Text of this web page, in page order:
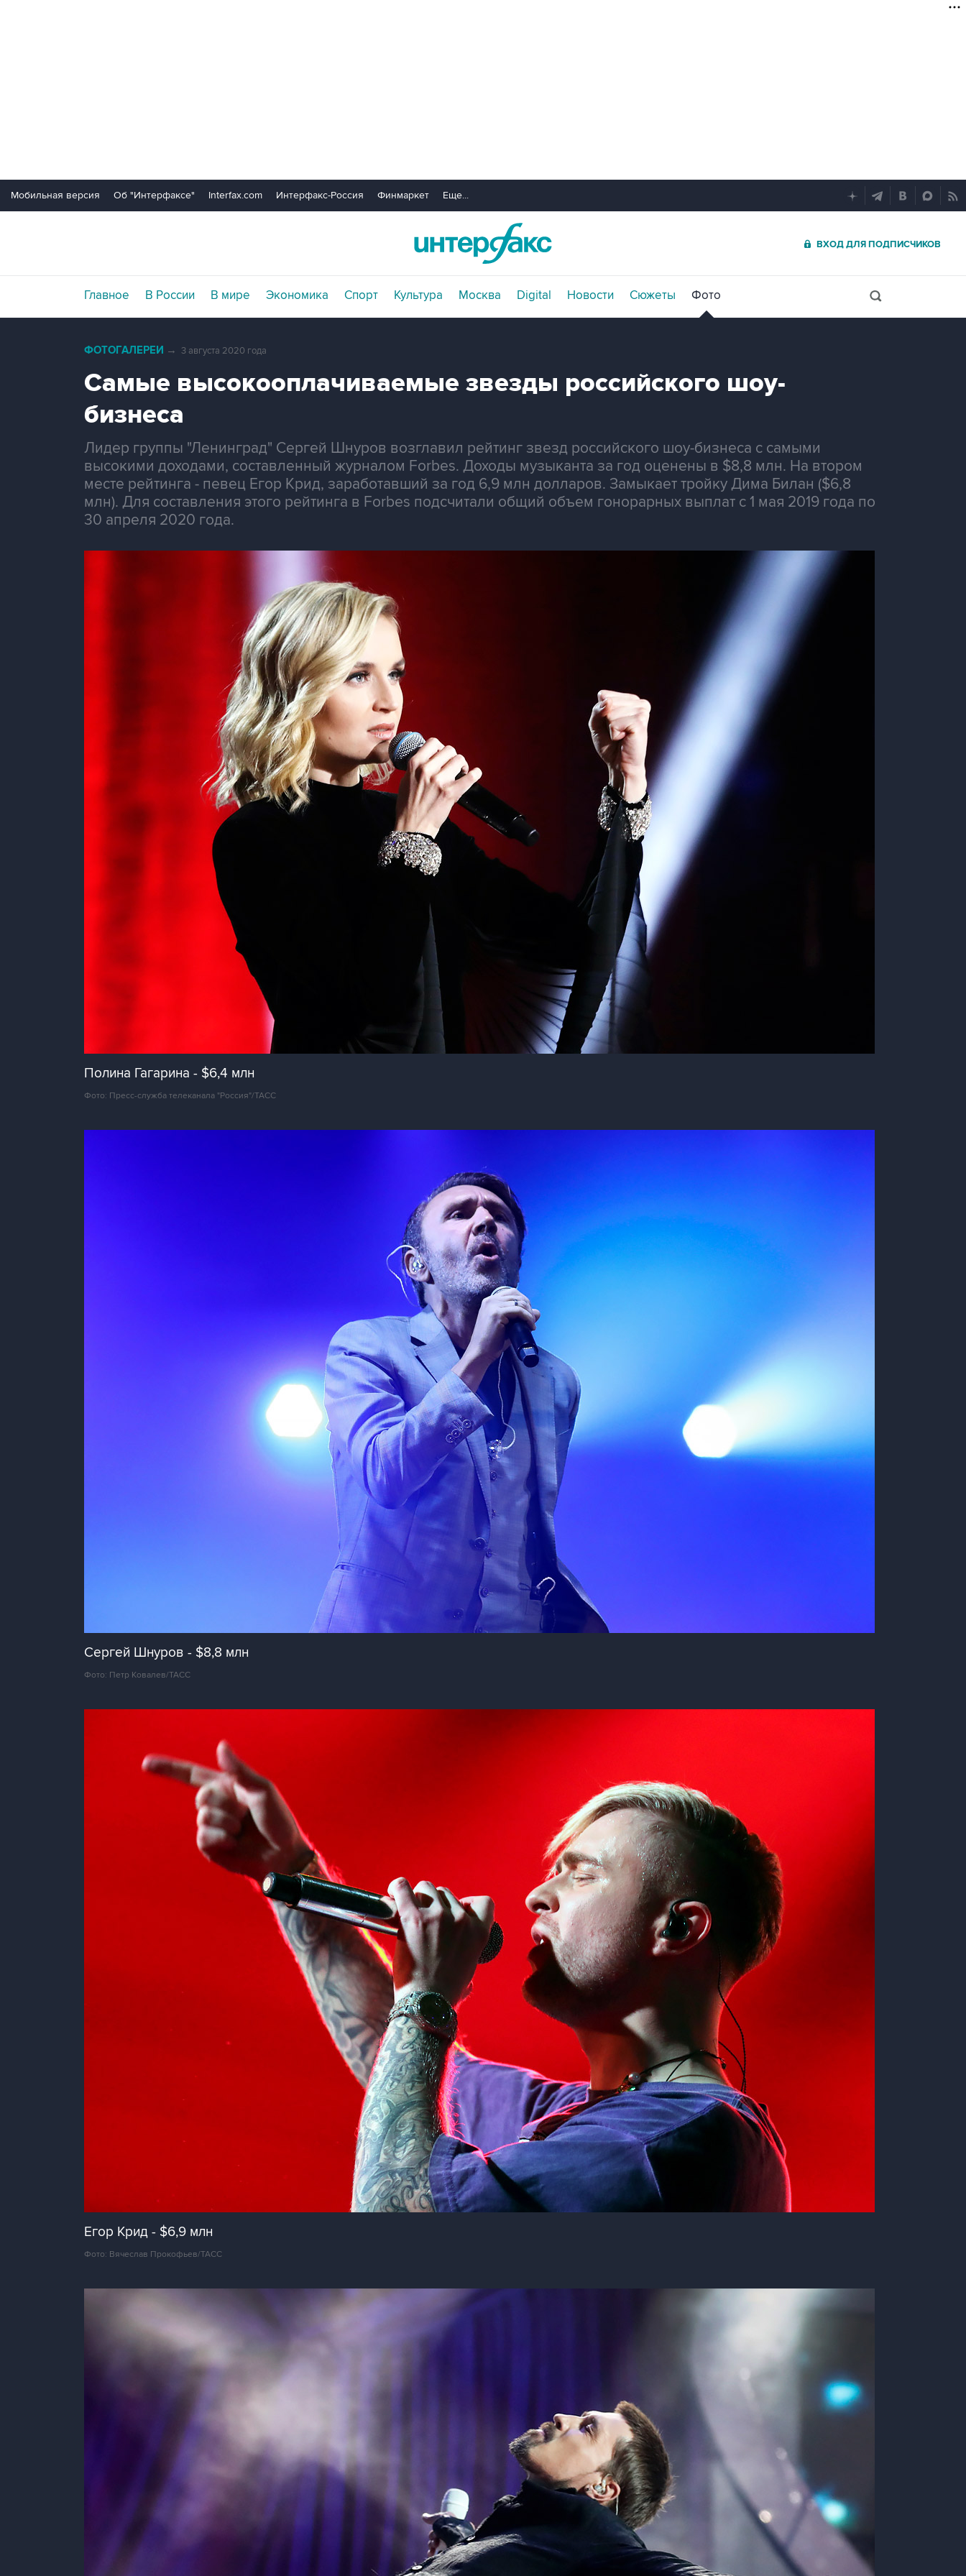
Мобильная версия Об "Интерфаксе" Interfax.com Интерфакс-Россия Финмаркет Еще...
ВХОД ДЛЯ ПОДПИСЧИКОВ
Главное В России В мире Экономика Спорт Культура Москва Digital Новости Сюжеты Фото
ФОТОГАЛЕРЕИ → 3 августа 2020 года
Самые высокооплачиваемые звезды российского шоу-
бизнеса
Лидер группы "Ленинград" Сергей Шнуров возглавил рейтинг звезд российского шоу-бизнеса с самыми
высокими доходами, составленный журналом Forbes. Доходы музыканта за год оценены в $8,8 млн. На втором
месте рейтинга - певец Егор Крид, заработавший за год 6,9 млн долларов. Замыкает тройку Дима Билан ($6,8
млн). Для составления этого рейтинга в Forbes подсчитали общий объем гонорарных выплат с 1 мая 2019 года по
30 апреля 2020 года.
Полина Гагарина - $6,4 млн
Фото: Пресс-служба телеканала "Россия"/ТАСС
Сергей Шнуров - $8,8 млн
Фото: Петр Ковалев/ТАСС
Егор Крид - $6,9 млн
Фото: Вячеслав Прокофьев/ТАСС